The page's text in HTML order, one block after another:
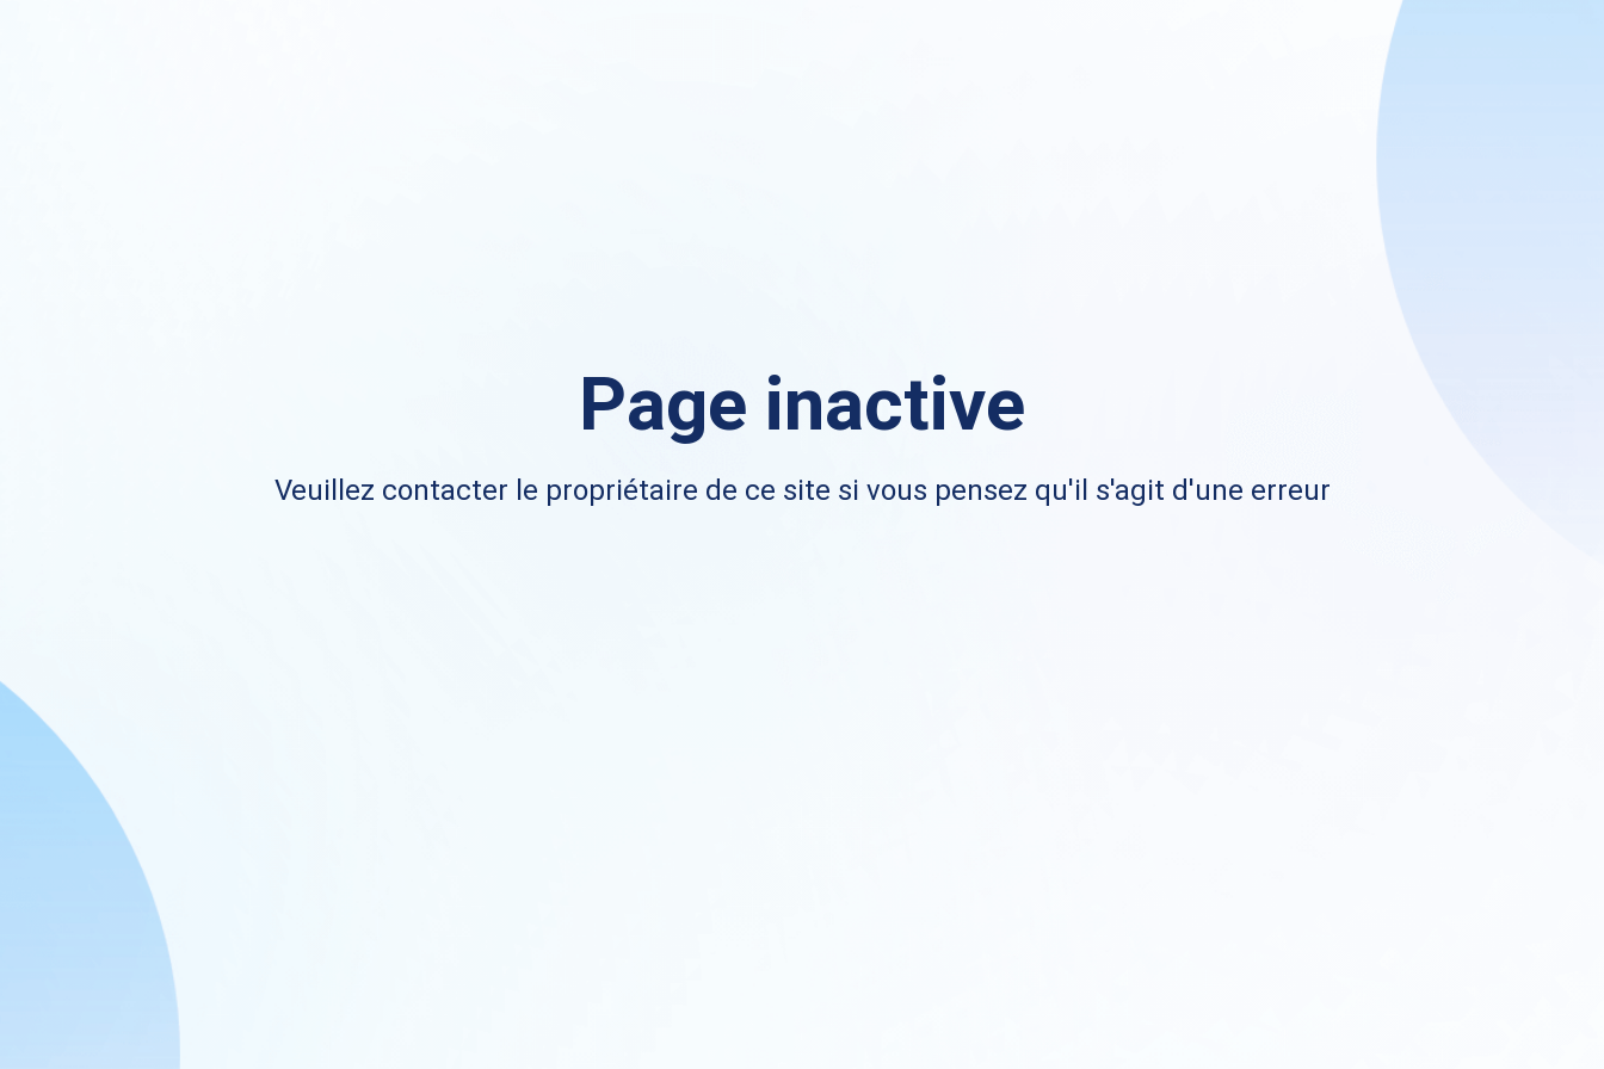
Page inactive
Veuillez contacter le propriétaire de ce site si vous pensez qu'il s'agit d'une erreur